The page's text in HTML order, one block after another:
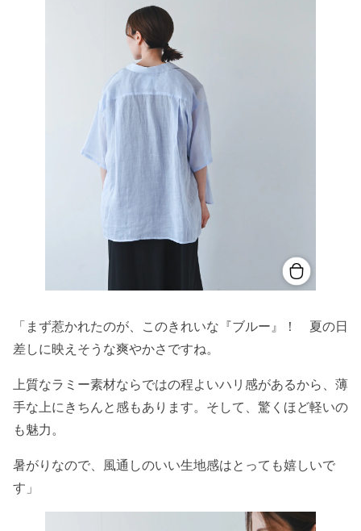
「まず惹かれたのが、このきれいな『ブルー』！ 夏の日
差しに映えそうな爽やかさですね。
上質なラミー素材ならではの程よいハリ感があるから、薄
手な上にきちんと感もあります。そして、驚くほど軽いの
も魅力。
暑がりなので、風通しのいい生地感はとっても嬉しいで
す」